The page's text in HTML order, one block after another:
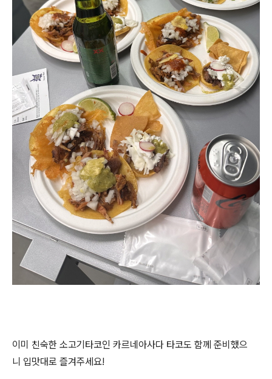
이미 친숙한 소고기타코인 카르네아사다 타코도 함께 준비했으
니 입맛대로 즐겨주세요!